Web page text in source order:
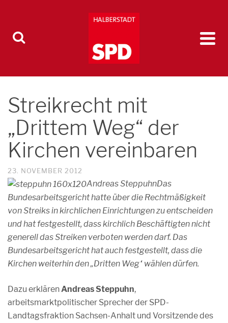
Streikrecht mit
„Drittem Weg“ der
Kirchen vereinbaren
23. NOVEMBER 2012
Andreas SteppuhnDas
Bundesarbeitsgericht hatte über die Rechtmäßigkeit
von Streiks in kirchlichen Einrichtungen zu entscheiden
und hat festgestellt, dass kirchlich Beschäftigten nicht
generell das Streiken verboten werden darf. Das
Bundesarbeitsgericht hat auch festgestellt, dass die
Kirchen weiterhin den „Dritten Weg“ wählen dürfen.
Dazu erklären Andreas Steppuhn,
arbeitsmarktpolitischer Sprecher der SPD-
Landtagsfraktion Sachsen-Anhalt und Vorsitzende des